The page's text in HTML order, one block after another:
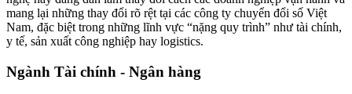
mang lại những thay đổi rõ rệt tại các công ty chuyển đổi số Việt
Nam, đặc biệt trong những lĩnh vực “nặng quy trình” như tài chính,
y tế, sản xuất công nghiệp hay logistics.
Ngành Tài chính - Ngân hàng